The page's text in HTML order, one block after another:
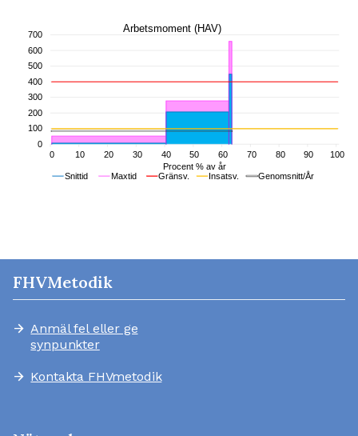
FHVMetodik
arrow_forward Anmäl fel eller ge
synpunkter
arrow_forward Kontakta FHVmetodik